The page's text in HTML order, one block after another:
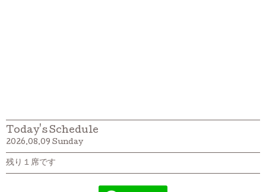
Today's Schedule
2026.08.09 Sunday
残り１席です